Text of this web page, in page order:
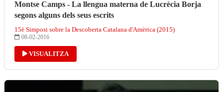
Montse Camps - La llengua materna de Lucrècia Borja
segons alguns dels seus escrits
15è Simposi sobre la Descoberta Catalana d'Amèrica (2015)
08-02-2016
VISUALITZA